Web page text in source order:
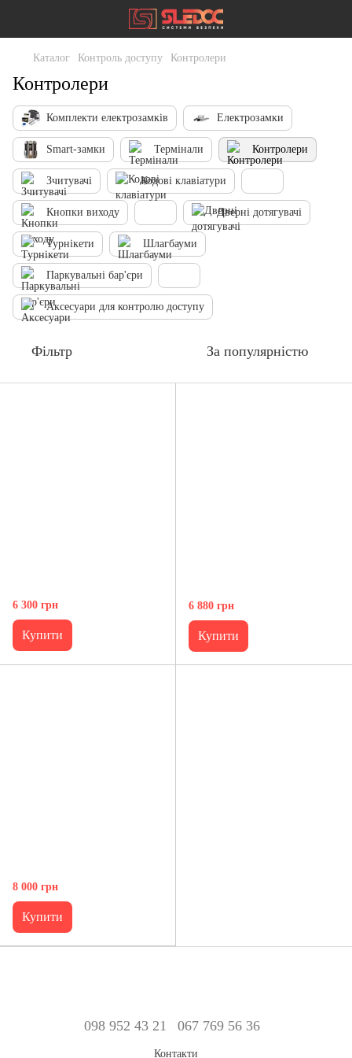
Каталог Контроль доступу Контролери
Контролери
Комплекти електрозамків Електрозамки
Smart-замки Термінали Контролери
Зчитувачі Кодові клавіатури
Кнопки виходу Дверні дотягувачі
Турнікети Шлагбауми
Паркувальні бар'єри
Аксесуари для контролю доступу
Фільтр За популярністю
6 300 грн
Купити
6 880 грн
Купити
8 000 грн
Купити
098 952 43 21 067 769 56 36
Контакти